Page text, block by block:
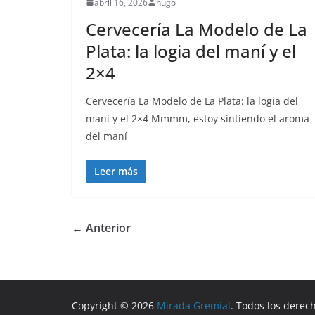
Cervecería La Modelo de La
Plata: la logia del maní y el
2×4
Cervecería La Modelo de La Plata: la logia del
maní y el 2×4 Mmmm, estoy sintiendo el aroma
del maní
Leer más
← Anterior
Copyright © 2026 Mirada Gremial. Todos los